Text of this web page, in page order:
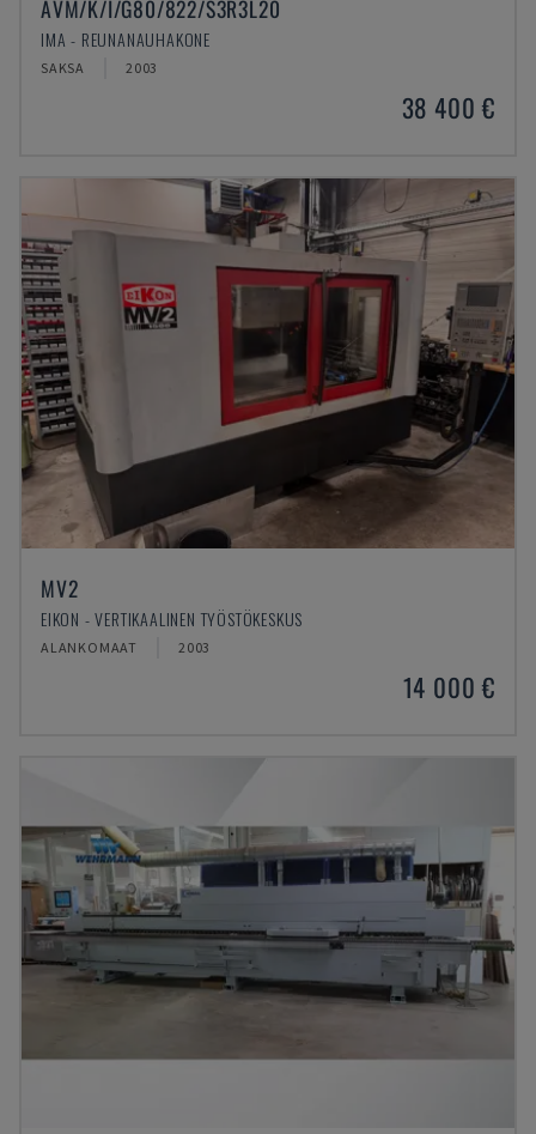
AVM/K/I/G80/822/S3R3L20
IMA - REUNANAUHAKONE
SAKSA 2003
38 400 €
MV2
EIKON - VERTIKAALINEN TYÖSTÖKESKUS
ALANKOMAAT 2003
14 000 €